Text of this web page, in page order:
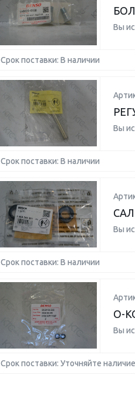
Вы
Срок поставки: В наличии
Вы
Срок поставки: В наличии
Вы
Срок поставки: В наличии
О-
Вы
Срок поставки: Уточняйте